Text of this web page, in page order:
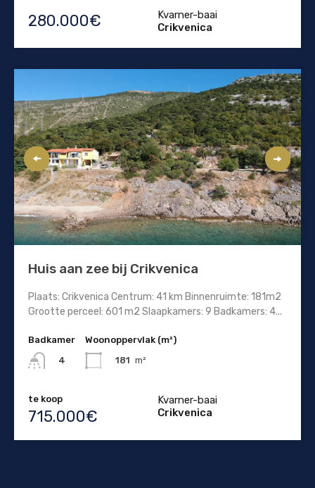
280.000€
Kvarner-baai
Crikvenica
Huis aan zee bij Crikvenica
Plaats: Crikvenica Centrum: 41 km Binnenruimte: 181m2
Grootte perceel: 601 m2 Slaapkamers: 9 Badkamers: 4...
Badkamer
4
Woonoppervlak (m²)
181 m²
te koop
715.000€
Kvarner-baai
Crikvenica